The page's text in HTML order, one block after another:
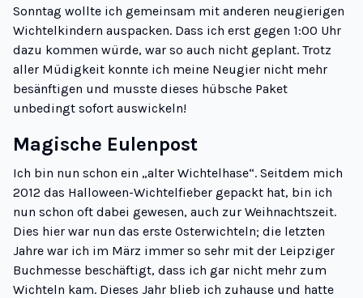
Sonntag wollte ich gemeinsam mit anderen neugierigen
Wichtelkindern auspacken. Dass ich erst gegen 1:00 Uhr
dazu kommen würde, war so auch nicht geplant. Trotz
aller Müdigkeit konnte ich meine Neugier nicht mehr
besänftigen und musste dieses hübsche Paket
unbedingt sofort auswickeln!
Magische Eulenpost
Ich bin nun schon ein „alter Wichtelhase“. Seitdem mich
2012 das Halloween-Wichtelfieber gepackt hat, bin ich
nun schon oft dabei gewesen, auch zur Weihnachtszeit.
Dies hier war nun das erste Osterwichteln; die letzten
Jahre war ich im März immer so sehr mit der Leipziger
Buchmesse beschäftigt, dass ich gar nicht mehr zum
Wichteln kam. Dieses Jahr blieb ich zuhause und hatte